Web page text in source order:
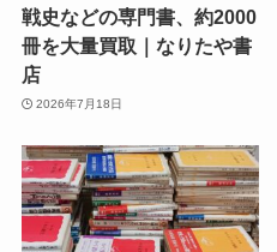
戦史などの専門書、約2000
冊を大量買取｜なりたや書
店
2026年7月18日